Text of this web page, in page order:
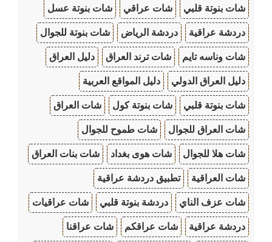
شات بنوتة قلبي شات عراقي شات بنوتة عسل
دردشة عراقية دردشة الرياض شات بنوتة للجوال
شات وناسه تايم شات ترند العراق دليل العراق
دليل العراق الدولي دليل المواقع العربية
شات بنوتة قلبي شات بنوتة كول شات العراق
شات العراق للجوال شات طموح للجوال
شات هلا للجوال شات هوى بغداد شات بنات العراق
شات العراقية تطبيق دردشة عراقية
شات عزف الناي دردشة بنوتة قلبي شات عراقيات
دردشة عراقية شات عراقكم شات عراقنا